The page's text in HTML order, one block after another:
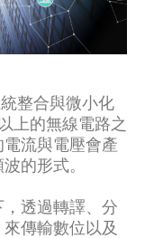
整合與微小化
上的無線電路之
流與電壓會產
的形式。
透過轉譯、分
傳輸數位以及